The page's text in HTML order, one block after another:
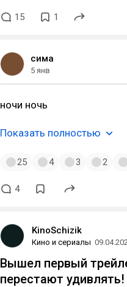
15 1
сима
5 янв
ночи ночь
Показать полностью
25 4 3 2
4
KinoSchizik
Кино и сериалы
Вышел первый
перестают удивлять!